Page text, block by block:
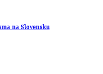
na Slovensku